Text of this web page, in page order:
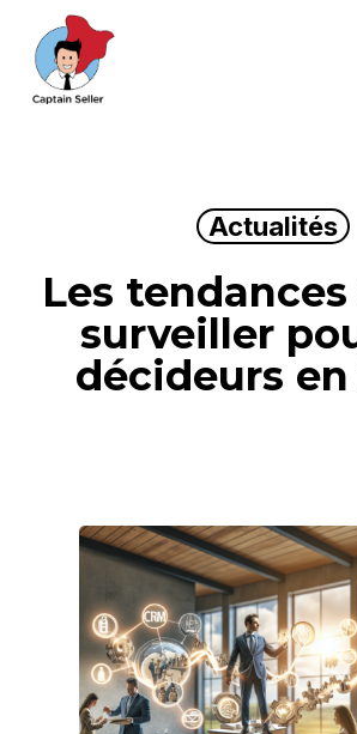
main
Actualités
Les tendances
surveiller
décideurs en